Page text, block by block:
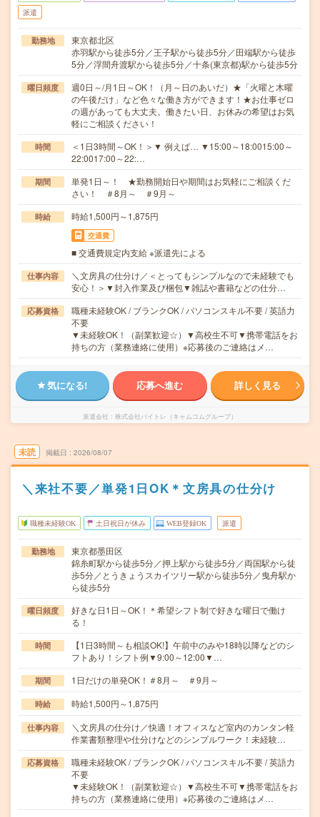
派遣
勤務地
東京都北区
赤羽駅から徒歩5分／王子駅から徒歩5分／田端駅から徒歩
5分／浮間舟渡駅から徒歩5分／十条(東京都)駅から徒歩5分
曜日頻度
週0日～/月1日～OK！（月～日のあいだ）★「火曜と木曜
の午後だけ」など色々な働き方ができます！★お仕事ゼロ
の週があっても大丈夫。働きたい日、お休みの希望はお気
軽にご相談ください！
時間
＜1日3時間～OK！＞▼ 例えば… ▼15:00～18:0015:00～
22:0017:00～22:…
期間
単発1日～！ ★勤務開始日や期間はお気軽にご相談くだ
さい！ ＃8月～ ＃9月～
時給 時給1,500円～1,875円
交通費
■ 交通費規定内支給 ※派遣先による
仕事内容
＼文房具の仕分け／＜とってもシンプルなので未経験でも
安心！＞▼封入作業及び梱包▼雑誌や書籍などの仕分…
応募資格
職種未経験OK / ブランクOK / パソコンスキル不要 / 英語力
不要
▼未経験OK！（副業歓迎☆）▼高校生不可▼携帯電話をお
持ちの方（業務連絡に使用）※応募後のご連絡はメ…
気になる! 応募へ進む 詳しく見る
派遣会社 株式会社バイトレ（キャムコムグループ）
未読 掲載日 2026/08/07
＼来社不要／単発1日OK＊文房具の仕分け
職種未経験OK 土日祝日が休み WEB登録OK 派遣
勤務地
東京都墨田区
錦糸町駅から徒歩5分／押上駅から徒歩5分／両国駅から徒
歩5分／とうきょうスカイツリー駅から徒歩5分／曳舟駅か
ら徒歩5分
曜日頻度
好きな日1日～OK！＊希望シフト制で好きな曜日で働け
る！
時間
【1日3時間～も相談OK!】午前中のみや18時以降などのシ
フトあり！シフト例▼9:00～12:00▼…
期間 1日だけの単発OK！＃8月～ ＃9月～
時給 時給1,500円～1,875円
仕事内容
＼文房具の仕分け／快適！オフィスなど室内のカンタン軽
作業書類整理や仕分けなどのシンプルワーク！未経験…
応募資格
職種未経験OK / ブランクOK / パソコンスキル不要 / 英語力
不要
▼未経験OK！（副業歓迎☆）▼高校生不可▼携帯電話をお
持ちの方（業務連絡に使用）※応募後のご連絡はメ…